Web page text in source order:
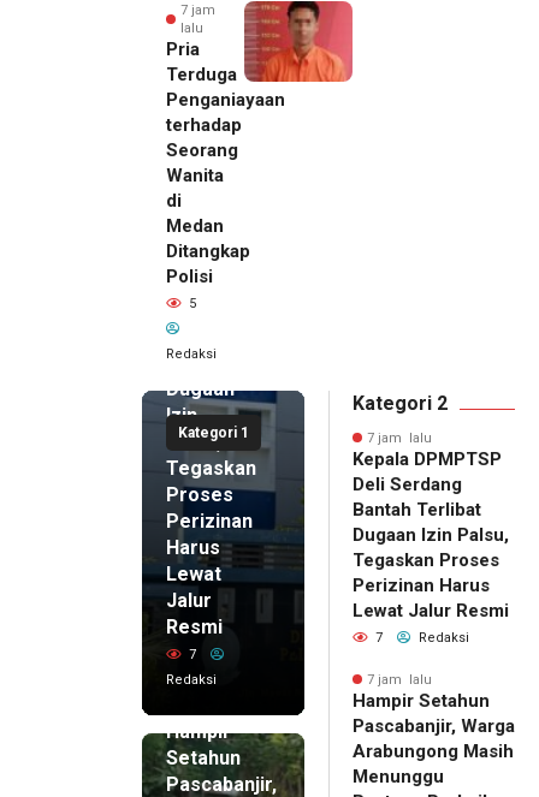
7 jam
lalu
Pria
Terduga
Penganiayaan
terhadap
Seorang
Wanita
di
Medan
Ditangkap
Polisi
5
Redaksi
Kategori 1
7 jam lalu
Kepala
DPMPTSP
Deli
Serdang
Bantah
Terlibat
Dugaan
Izin
Palsu,
Tegaskan
Proses
Perizinan
Harus
Lewat
Jalur
Resmi
7
Redaksi
Hampir
Setahun
Pascabanjir,
Kategori 2
7 jam lalu
Kepala DPMPTSP
Deli Serdang
Bantah Terlibat
Dugaan Izin Palsu,
Tegaskan Proses
Perizinan Harus
Lewat Jalur Resmi
7 Redaksi
7 jam lalu
Hampir Setahun
Pascabanjir, Warga
Arabungong Masih
Menunggu